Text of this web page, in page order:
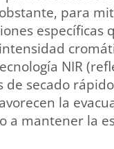
para
específicas
NIR
de secado
la
a mantener la